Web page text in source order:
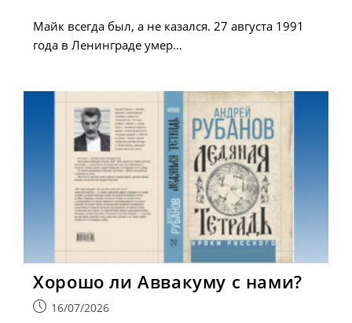
Майк всегда был, а не казался. 27 августа 1991
года в Ленинграде умер…
Хорошо ли Аввакуму с нами?
Запись16/07/2026